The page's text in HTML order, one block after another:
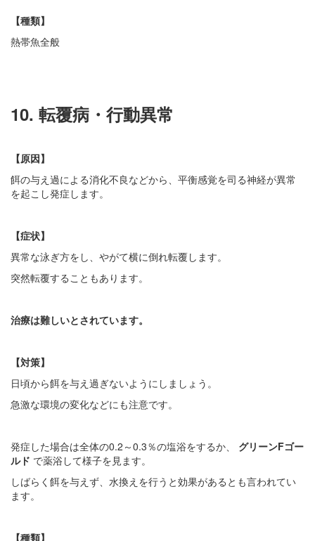
【種類】
熱帯魚全般
10. 転覆病・行動異常
【原因】
餌の与え過による消化不良などから、平衡感覚を司る神経が異常
を起こし発症します。
【症状】
異常な泳ぎ方をし、やがて横に倒れ転覆します。
突然転覆することもあります。
治療は難しいとされています。
【対策】
日頃から餌を与え過ぎないようにしましょう。
急激な環境の変化などにも注意です。
発症した場合は全体の0.2～0.3％の塩浴をするか、 グリーンFゴー
ルド で薬浴して様子を見ます。
しばらく餌を与えず、水換えを行うと効果があるとも言われてい
ます。
【種類】